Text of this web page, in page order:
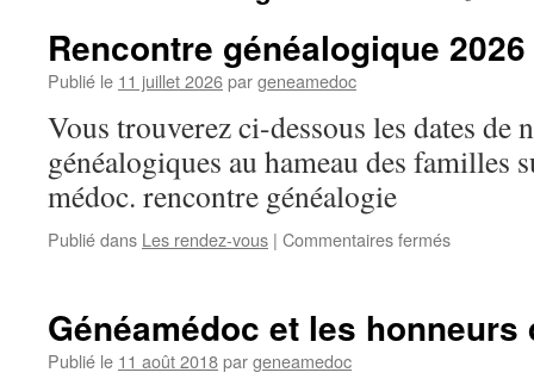
Rencontre généalogique 2026
Publié le 11 juillet 2026pargeneamedoc
Vous trouverez ci-dessous les dates de
généalogiques au hameau des familles
médoc. rencontre généalogie
Publié dans Les rendez-vous | Commentaires ferméssur
–
Généamédoc et les honneurs
Publié le 11 août 2018pargeneamedoc